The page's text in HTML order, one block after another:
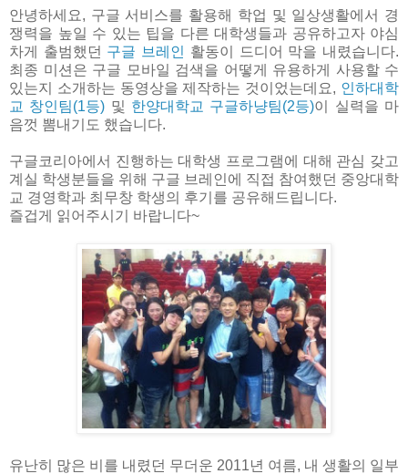
안녕하세요, 구글 서비스를 활용해 학업 및 일상생활에서 경
쟁력을 높일 수 있는 팁을 다른 대학생들과 공유하고자 야심
차게 출범했던 구글 브레인 활동이 드디어 막을 내렸습니다.
최종 미션은 구글 모바일 검색을 어떻게 유용하게 사용할 수
있는지 소개하는 동영상을 제작하는 것이었는데요, 인하대학
교 창인팀(1등) 및 한양대학교 구글하냥팀(2등)이 실력을 마
음껏 뽐내기도 했습니다.
구글코리아에서 진행하는 대학생 프로그램에 대해 관심 갖고
계실 학생분들을 위해 구글 브레인에 직접 참여했던 중앙대학
교 경영학과 최무창 학생의 후기를 공유해드립니다.
즐겁게 읽어주시기 바랍니다~
유난히 많은 비를 내렸던 무더운 2011년 여름, 내 생활의 일부